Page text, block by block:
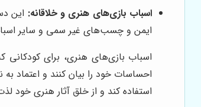
اسباب بازی‌های هنری و خلاقانه: این
ایمن و چسب‌های غیر سمی و سایر
اسباب بازی‌های هنری، برای
احساسات خود را بیان کنند و اعتماد
استفاده کند و از خلق آثار هنری خود